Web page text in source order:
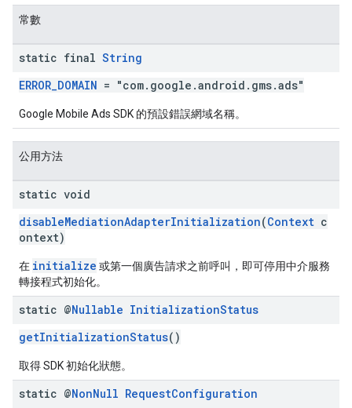
常數
static final String
ERROR_DOMAIN = "com.google.android.gms.ads"
Google Mobile Ads SDK 的預設錯誤網域名稱。
公用方法
static void
disableMediationAdapterInitialization(Context c
ontext)
在 initialize 或第一個廣告請求之前呼叫，即可停用中介服務
轉接程式初始化。
static @Nullable InitializationStatus
getInitializationStatus()
取得 SDK 初始化狀態。
static @NonNull RequestConfiguration